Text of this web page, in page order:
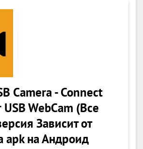
Camera - Connect
USB WebCam (Все
Зависит от
apk на Андроид